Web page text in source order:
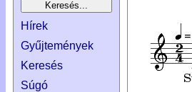
Hírek
Gyűjtemények
Keresés
Súgó